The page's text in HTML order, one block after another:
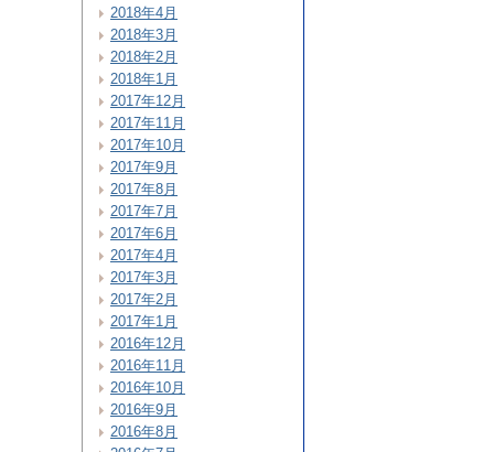
2018年4月
2018年3月
2018年2月
2018年1月
2017年12月
2017年11月
2017年10月
2017年9月
2017年8月
2017年7月
2017年6月
2017年4月
2017年3月
2017年2月
2017年1月
2016年12月
2016年11月
2016年10月
2016年9月
2016年8月